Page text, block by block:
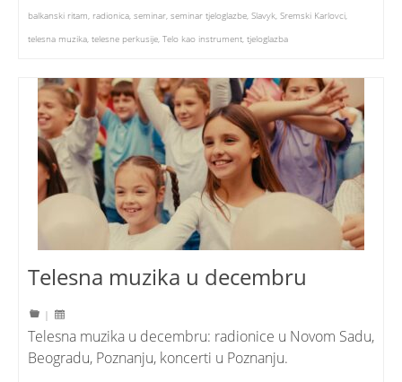
balkanski ritam, radionica, seminar, seminar tjeloglazbe, Slavyk, Sremski Karlovci,
telesna muzika, telesne perkusije, Telo kao instrument, tjeloglazba
Telesna muzika u decembru
|
Telesna muzika u decembru: radionice u Novom Sadu,
Beogradu, Poznanju, koncerti u Poznanju.